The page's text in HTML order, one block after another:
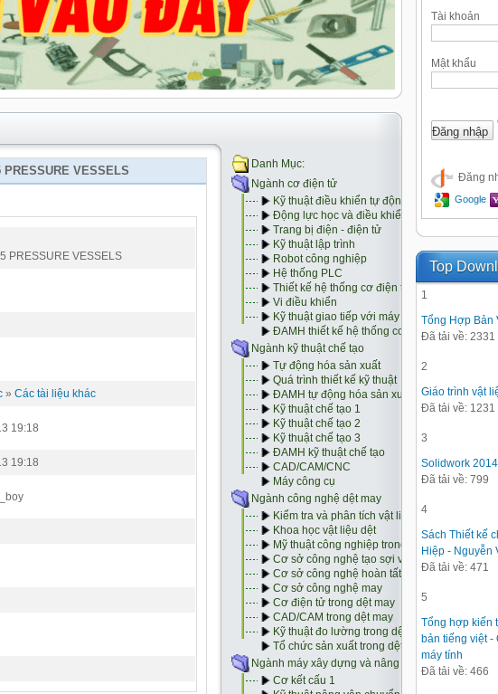
PRESSURE VESSELS
PRESSURE VESSELS
» Các tài liệu khác
19:18
19:18
Tài khoản
Mật khẩu
Đăng
Google
Top
1
Tổng Hợp Bản
Đã tải về: 2331
2
Giáo trình vật
Đã tải về: 1231
3
Solidwork
Đã tải về: 799
4
Sách Thiết kế
Hiệp - Nguyễn
Đã tải về: 471
5
Tổng hợp kiến
bản tiếng việt -
máy tính
Đã tải về: 466